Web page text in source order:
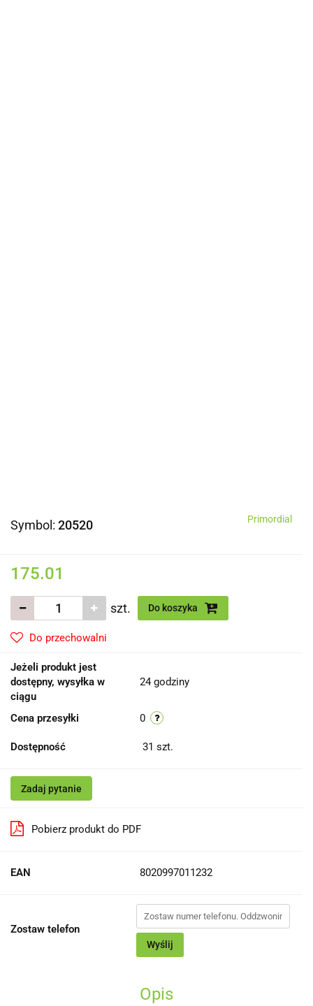
Symbol: 20520 Primordial
175.01
szt. Do koszyka
Do przechowalni
Jeżeli produkt jest
dostępny, wysyłka w
ciągu
24 godziny
Cena przesyłki 0
Dostępność 31 szt.
Zadaj pytanie
Pobierz produkt do PDF
EAN 8020997011232
Zostaw telefon
Wyślij
Opis